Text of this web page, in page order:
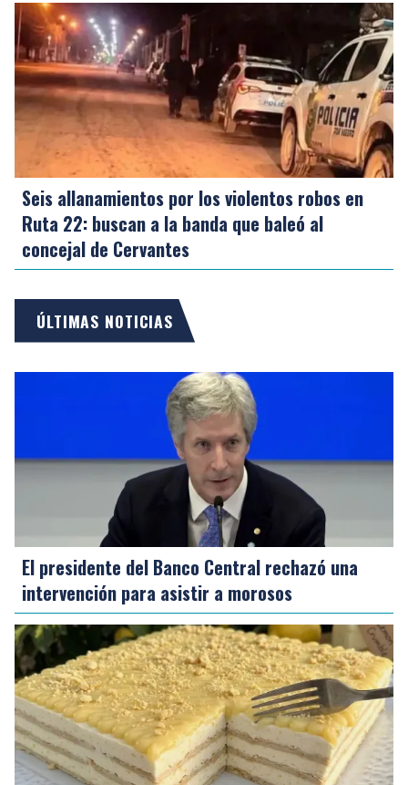
Seis allanamientos por los violentos robos en
Ruta 22: buscan a la banda que baleó al
concejal de Cervantes
ÚLTIMAS NOTICIAS
El presidente del Banco Central rechazó una
intervención para asistir a morosos